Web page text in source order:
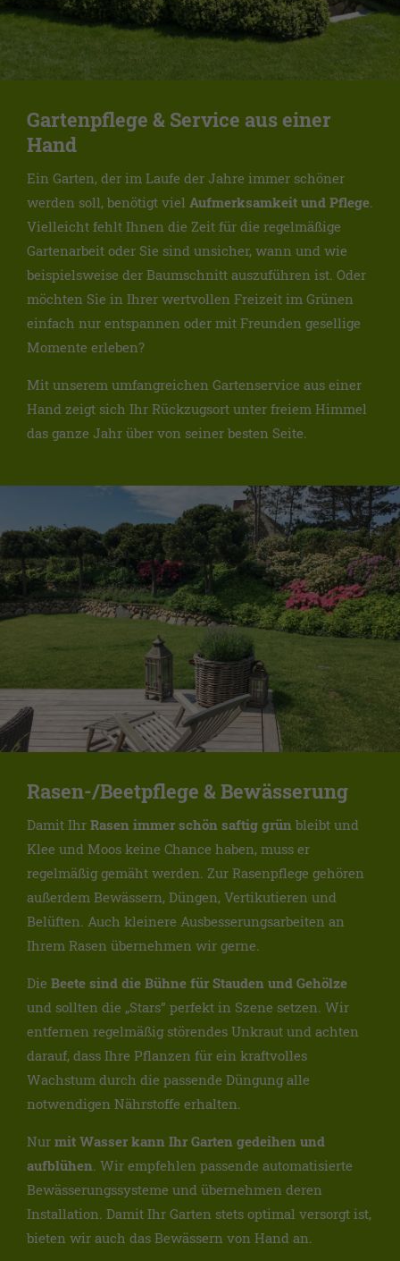
Gartenpflege & Service aus einer
Hand
Ein Garten, der im Laufe der Jahre immer schöner
werden soll, benötigt viel Aufmerksamkeit und Pflege.
Vielleicht fehlt Ihnen die Zeit für die regelmäßige
Gartenarbeit oder Sie sind unsicher, wann und wie
beispielsweise der Baumschnitt auszuführen ist. Oder
möchten Sie in Ihrer wertvollen Freizeit im Grünen
einfach nur entspannen oder mit Freunden gesellige
Momente erleben?
Mit unserem umfangreichen Gartenservice aus einer
Hand zeigt sich Ihr Rückzugsort unter freiem Himmel
das ganze Jahr über von seiner besten Seite.
Rasen-/Beetpflege & Bewässerung
Damit Ihr Rasen immer schön saftig grün bleibt und
Klee und Moos keine Chance haben, muss er
regelmäßig gemäht werden. Zur Rasenpflege gehören
außerdem Bewässern, Düngen, Vertikutieren und
Belüften. Auch kleinere Ausbesserungsarbeiten an
Ihrem Rasen übernehmen wir gerne.
Die Beete sind die Bühne für Stauden und Gehölze
und sollten die „Stars” perfekt in Szene setzen. Wir
entfernen regelmäßig störendes Unkraut und achten
darauf, dass Ihre Pflanzen für ein kraftvolles
Wachstum durch die passende Düngung alle
notwendigen Nährstoffe erhalten.
Nur mit Wasser kann Ihr Garten gedeihen und
aufblühen. Wir empfehlen passende automatisierte
Bewässerungssysteme und übernehmen deren
Installation. Damit Ihr Garten stets optimal versorgt ist,
bieten wir auch das Bewässern von Hand an.